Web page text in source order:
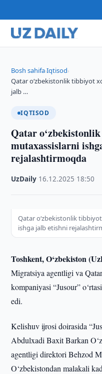
Bosh sahifa›Iqtisod›
Qatar o‘zbekistonlik tibbiyot
jalb …
IQTISOD
Qatar
mutaxassislarni
rejalashtirmoqda
UzDaily 16.12.2025 18:50
Qatar o‘zbekistonlik
ishga jalb etishni
Toshkent, O‘zbekiston
Migratsiya agentligi va
kompaniyasi “Jusour”
edi.
Kelishuv ijrosi doirasida
Abdulxadi Baxit Barkan
agentligi direktori Behzod
O‘zbekistondan malakali